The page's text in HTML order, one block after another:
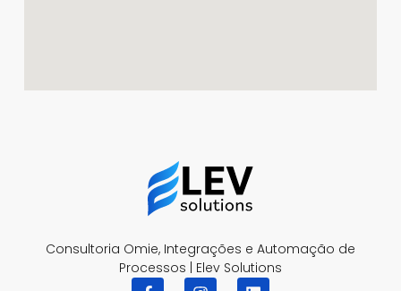
Consultoria Omie, Integrações e Automação de
Processos | Elev Solutions